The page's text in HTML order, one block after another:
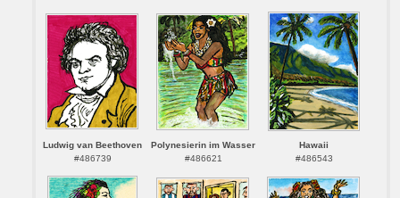
Ludwig van Beethoven
#486739
Polynesierin im Wasser
#486621
Hawaii
#486543